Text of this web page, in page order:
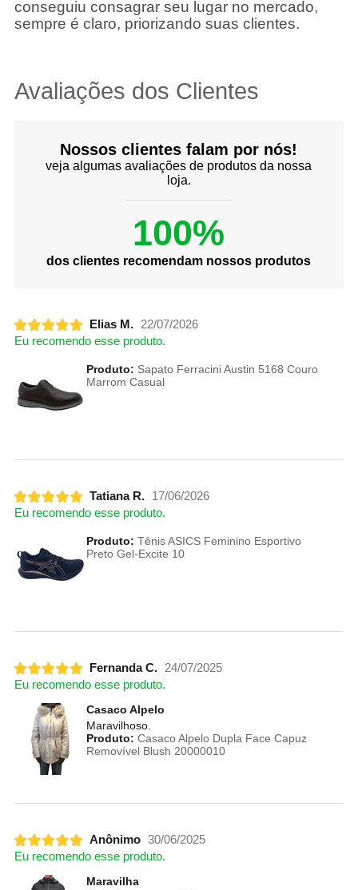
conseguiu consagrar seu lugar no mercado,
sempre é claro, priorizando suas clientes.
Avaliações dos Clientes
Nossos clientes falam por nós!
veja algumas avaliações de produtos da nossa
loja.
100%
dos clientes recomendam nossos produtos
Elias M.
22/07/2026
Eu recomendo esse produto.
Produto: Sapato Ferracini Austin 5168 Couro
Marrom Casual
Tatiana R.
17/06/2026
Eu recomendo esse produto.
Produto: Tênis ASICS Feminino Esportivo
Preto Gel-Excite 10
Fernanda C.
24/07/2025
Eu recomendo esse produto.
Casaco Alpelo
Maravilhoso.
Produto: Casaco Alpelo Dupla Face Capuz
Removível Blush 20000010
Anônimo 30/06/2025
Eu recomendo esse produto.
Maravilha